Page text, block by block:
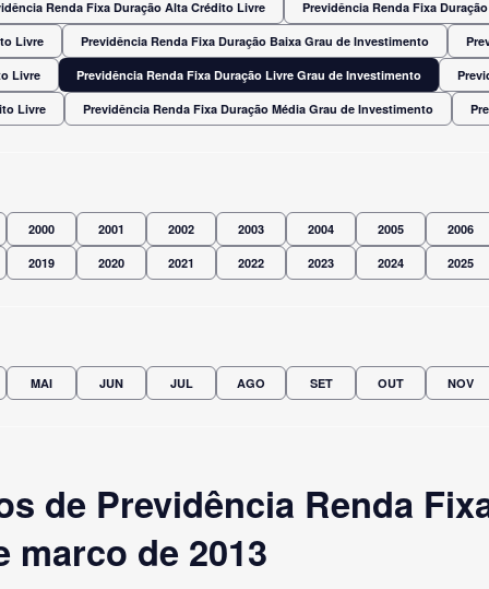
Renda Fixa Duração Alta Crédito Livre Previdência Renda Fixa
Livre Previdência Renda Fixa Duração Baixa Grau de Investimento
Livre Previdência Renda Fixa Duração Livre Grau de Investimento
Livre Previdência Renda Fixa Duração Média Grau de Investimento
2000 2001 2002 2003 2004 2005 2006
2019 2020 2021 2022 2023 2024 2025
MAI JUN JUL AGO SET OUT NOV
de Previdência Renda
marco de 2013